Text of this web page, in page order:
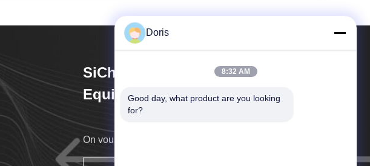
SiChuan Liangchuan Mechanical
Equipment Co.,Ltd
On vous rappellera au plus vite.
Doris
8:32 AM
Good day, what product are you looking
for?